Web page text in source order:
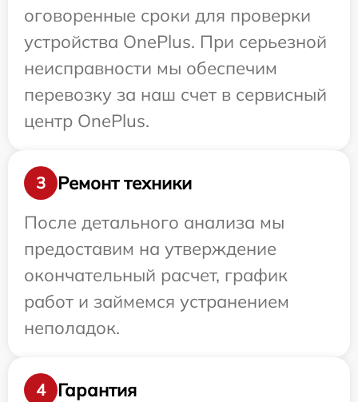
оговоренные сроки для проверки
устройства OnePlus. При серьезной
неисправности мы обеспечим
перевозку за наш счет в сервисный
центр OnePlus.
3
Ремонт техники
После детального анализа мы
предоставим на утверждение
окончательный расчет, график
работ и займемся устранением
неполадок.
4
Гарантия